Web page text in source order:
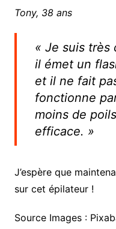
Tony, 38 ans
« Je suis très
il émet un
et il ne fait
fonctionne
moins de
efficace. »
J’espère que
sur cet épilateur !
Source Images :